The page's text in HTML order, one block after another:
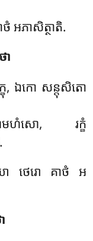
អភាសិត្ថាតិ.
ា
, ឯកោ សន្តុសិតោ
មហំសោ, រក្ខំ
ថេរោ គាថំ អ